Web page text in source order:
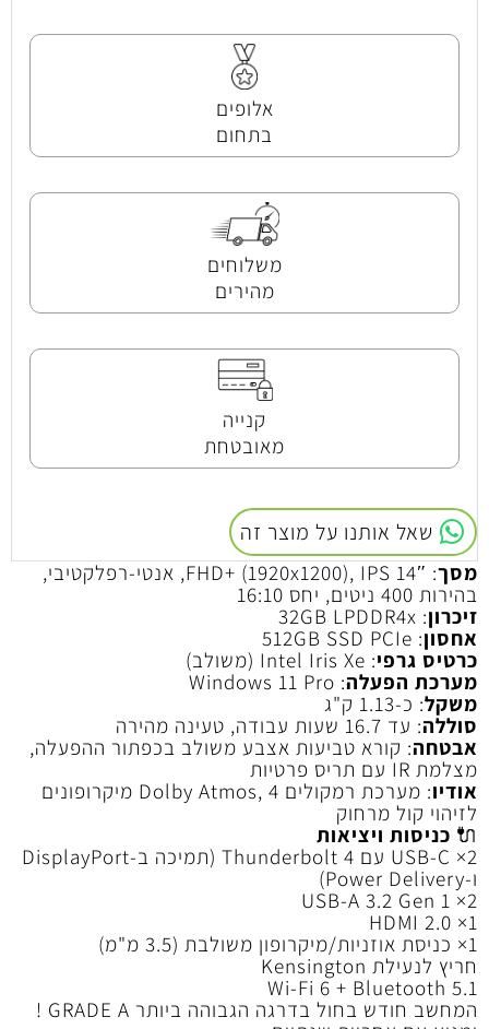
אלופים
בתחום
משלוחים
מהירים
קנייה
מאובטחת
שאל אותנו על מוצר זה
מסך
: 14″ FHD+ (1920x1200), IPS, אנטי-רפלקטיבי,
בהירות 400 ניטים, יחס 16:10
זיכרון: 32GB LPDDR4x
אחסון: 512GB SSD PCIe
כרטיס גרפי: Intel Iris Xe (משולב)
מערכת הפעלה: Windows 11 Pro
משקל: כ-1.13 ק"ג
סוללה: עד 16.7 שעות עבודה, טעינה מהירה
אבטחה: קורא טביעות אצבע משולב בכפתור ההפעלה,
מצלמת IR עם תריס פרטיות
אודיו
: מערכת רמקולים Dolby Atmos, 4 מיקרופונים
לזיהוי קול מרחוק
🔌 כניסות ויציאות
2× USB-C עם Thunderbolt 4 (תמיכה ב-DisplayPort
ו-Power Delivery)
2× USB-A 3.2 Gen 1
1× HDMI 2.0
1× כניסת אוזניות/מיקרופון משולבת (3.5 מ"מ)
חריץ לנעילת Kensington
Wi-Fi 6 + Bluetooth 5.1
המחשב חודש בחול בדרגה הגבוהה ביותר GRADE A !